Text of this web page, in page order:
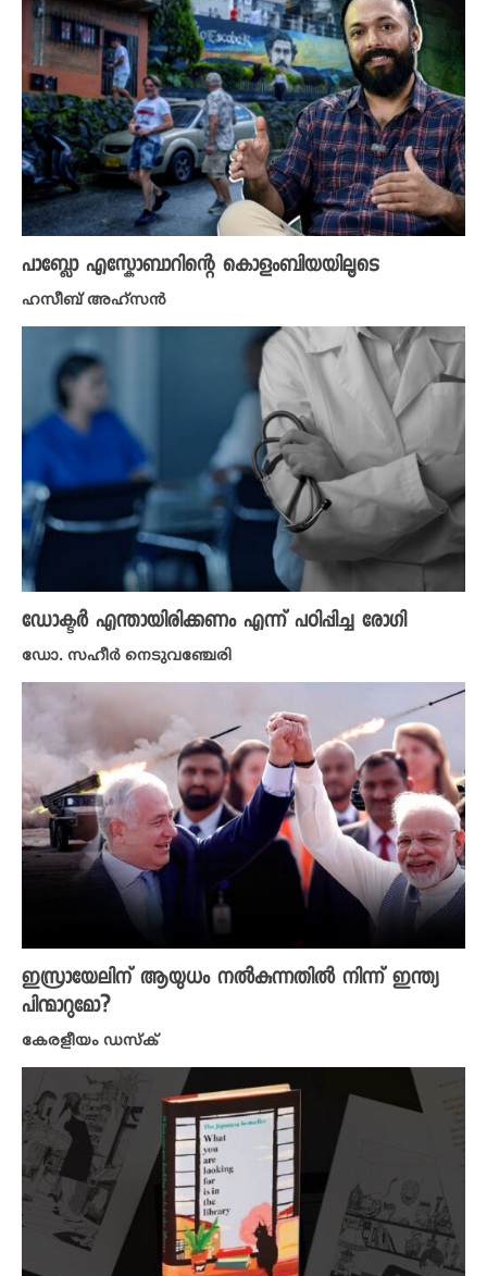
പാബ്ലോ എസ്കോബാറിന്റെ കൊളംബിയയിലൂടെ
ഹസീബ് അഹ്സൻ
ഡോക്ടർ എന്തായിരിക്കണം എന്ന് പഠിപ്പിച്ച രോഗി
ഡോ. സഹീർ നെടുവഞ്ചേരി
ഇസ്രായേലിന് ആയുധം നൽകുന്നതിൽ നിന്ന് ഇന്ത്യ
പിന്മാറുമോ?
കേരളീയം ഡസ്ക്